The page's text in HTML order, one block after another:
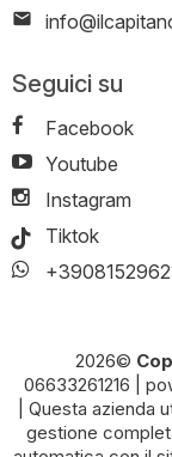
Seguici su
Facebook
Youtube
Instagram
Tiktok
2026©
06633261216
| Questa azienda
gestione